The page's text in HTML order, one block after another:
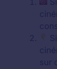
sur